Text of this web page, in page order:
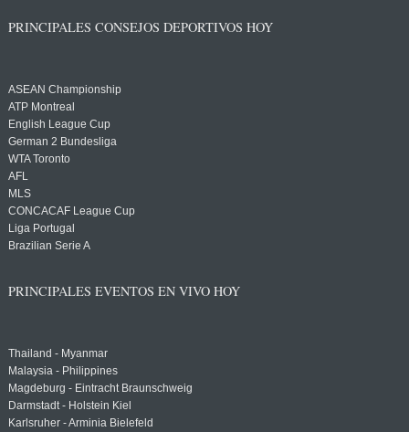
PRINCIPALES CONSEJOS DEPORTIVOS HOY
ASEAN Championship
ATP Montreal
English League Cup
German 2 Bundesliga
WTA Toronto
AFL
MLS
CONCACAF League Cup
Liga Portugal
Brazilian Serie A
PRINCIPALES EVENTOS EN VIVO HOY
Thailand - Myanmar
Malaysia - Philippines
Magdeburg - Eintracht Braunschweig
Darmstadt - Holstein Kiel
Karlsruher - Arminia Bielefeld